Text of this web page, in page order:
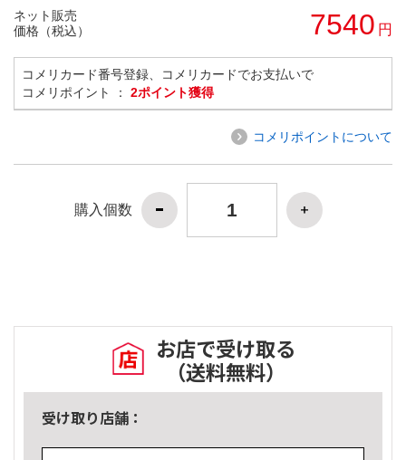
ネット販売
価格（税込）
7540 円
コメリカード番号登録、コメリカードでお支払いで
コメリポイント ： 2ポイント獲得
コメリポイントについて
購入個数
お店で受け取る
（送料無料）
受け取り店舗：